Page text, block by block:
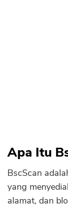
Apa Itu
BscScan
yang
alamat, dan